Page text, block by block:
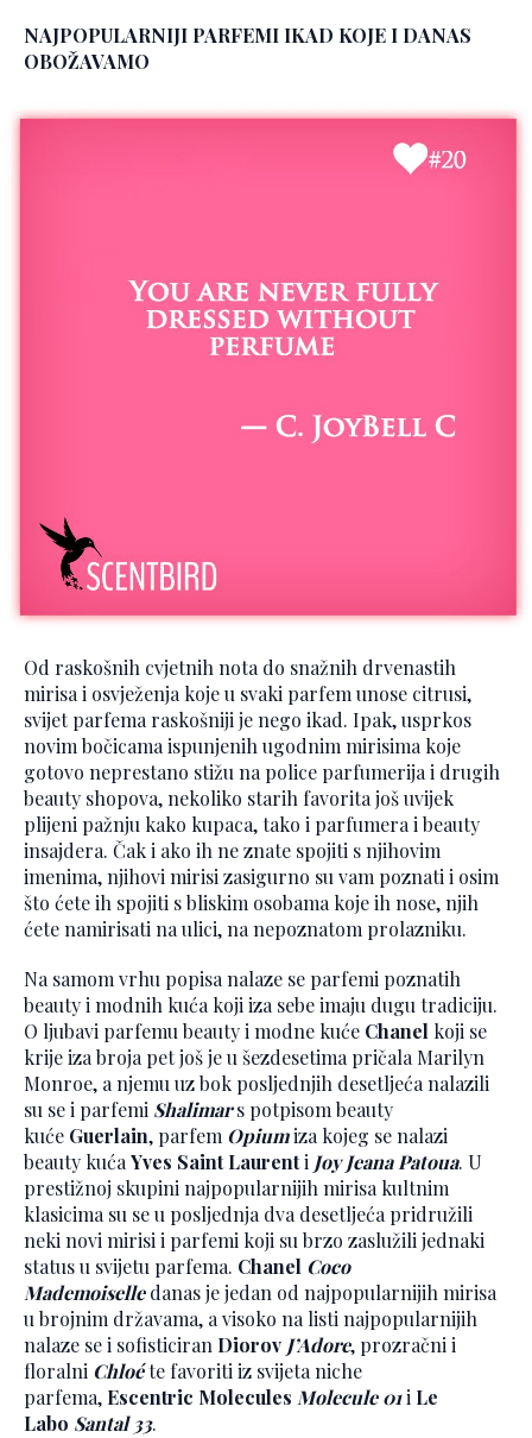
NAJPOPULARNIJI PARFEMI IKAD KOJE I DANAS
OBOŽAVAMO
Od raskošnih cvjetnih nota do snažnih drvenastih
mirisa i osvježenja koje u svaki parfem unose citrusi,
svijet parfema raskošniji je nego ikad. Ipak, usprkos
novim bočicama ispunjenih ugodnim mirisima koje
gotovo neprestano stižu na police parfumerija i drugih
beauty shopova, nekoliko starih favorita još uvijek
plijeni pažnju kako kupaca, tako i parfumera i beauty
insajdera. Čak i ako ih ne znate spojiti s njihovim
imenima, njihovi mirisi zasigurno su vam poznati i osim
što ćete ih spojiti s bliskim osobama koje ih nose, njih
ćete namirisati na ulici, na nepoznatom prolazniku.
Na samom vrhu popisa nalaze se parfemi poznatih
beauty i modnih kuća koji iza sebe imaju dugu tradiciju.
O ljubavi parfemu beauty i modne kuće Chanel koji se
krije iza broja pet još je u šezdesetima pričala Marilyn
Monroe, a njemu uz bok posljednjih desetljeća nalazili
su se i parfemi Shalimars potpisom beauty
kuće Guerlain, parfem Opiumiza kojeg se nalazi
beauty kućaYves Saint Laurenti Joy Jeana Patoua. U
prestižnoj skupini najpopularnijih mirisa kultnim
klasicima su se u posljednja dva desetljeća pridružili
neki novi mirisi i parfemi koji su brzo zaslužili jednaki
status u svijetu parfema. Chanel Coco
Mademoiselledanas je jedan od najpopularnijih mirisa
u brojnim državama, a visoko na listi najpopularnijih
nalaze se i sofisticiran Diorov J’Adore, prozračni i
floralni Chloéte favoriti iz svijeta niche
parfema, Escentric Molecules Molecule 01i Le
Labo Santal 33.